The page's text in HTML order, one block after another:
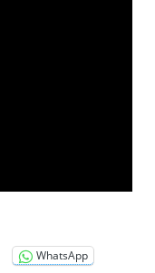
WhatsApp